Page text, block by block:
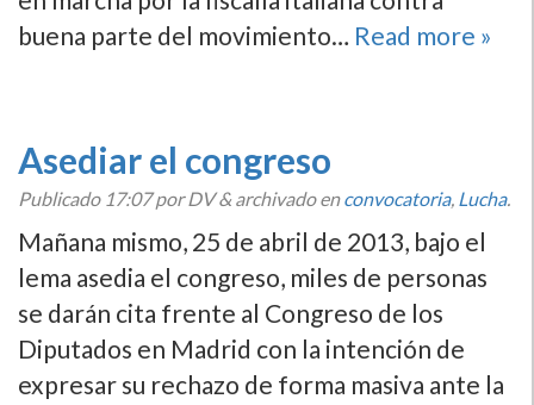
buena parte del movimiento… Read more »
Asediar el congreso
Publicado 17:07por DV&archivado enconvocatoria, Lucha.
Mañana mismo, 25 de abril de 2013, bajo el
lema asedia el congreso, miles de personas
se darán cita frente al Congreso de los
Diputados en Madrid con la intención de
expresar su rechazo de forma masiva ante la